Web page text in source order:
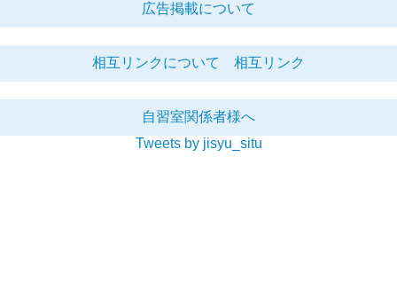
広告掲載について
相互リンクについて 相互リンク
自習室関係者様へ
Tweets by jisyu_situ